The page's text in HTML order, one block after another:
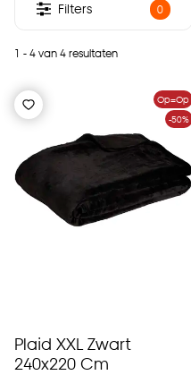
1 - 4 van 4 resultaten
Filters 0
Op=Op
-50%
Plaid XXL Zwart
240x220 Cm